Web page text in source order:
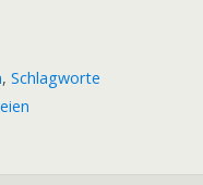
, Schlagworte